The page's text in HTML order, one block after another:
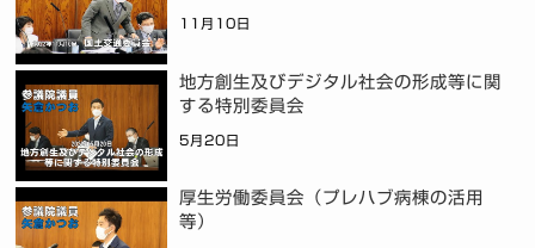
11月10日
地方創生及びデジタル社会の形成等に関
する特別委員会
5月20日
厚生労働委員会（プレハブ病棟の活用
等）